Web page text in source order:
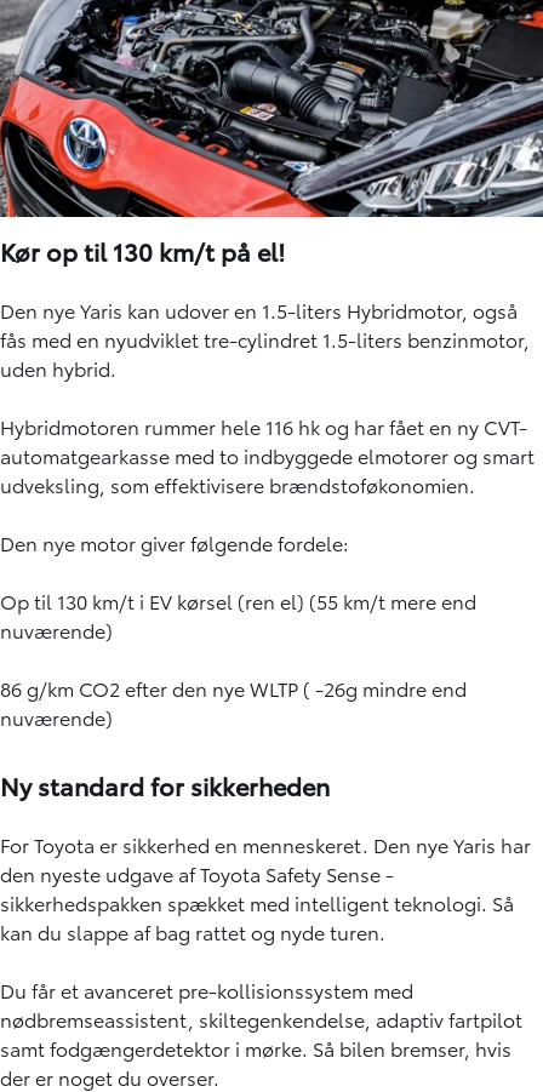
Kør op til 130 km/t på el!
Den nye Yaris kan udover en 1.5-liters Hybridmotor, også
fås med en nyudviklet tre-cylindret 1.5-liters benzinmotor,
uden hybrid.
Hybridmotoren rummer hele 116 hk og har fået en ny CVT-
automatgearkasse med to indbyggede elmotorer og smart
udveksling, som effektivisere brændstoføkonomien.
Den nye motor giver følgende fordele:
Op til 130 km/t i EV kørsel (ren el) (55 km/t mere end
nuværende)
86 g/km CO2 efter den nye WLTP ( -26g mindre end
nuværende)
Ny standard for sikkerheden
For Toyota er sikkerhed en menneskeret. Den nye Yaris har
den nyeste udgave af Toyota Safety Sense -
sikkerhedspakken spækket med intelligent teknologi. Så
kan du slappe af bag rattet og nyde turen.
Du får et avanceret pre-kollisionssystem med
nødbremseassistent, skiltegenkendelse, adaptiv fartpilot
samt fodgængerdetektor i mørke. Så bilen bremser, hvis
der er noget du overser.